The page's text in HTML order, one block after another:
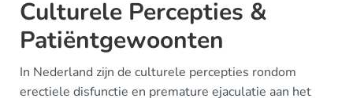
Culturele Percepties &
Patiëntgewoonten
In Nederland zijn de culturele percepties rondom
erectiele disfunctie en premature ejaculatie aan het